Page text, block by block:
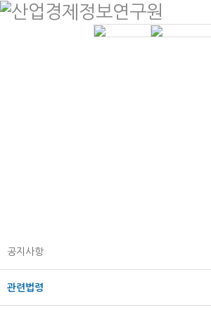
공지사항
관련법령